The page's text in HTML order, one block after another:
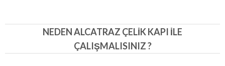
NEDEN ALCATRAZ ÇELIK KAPI İLE
ÇALIŞMALISINIZ ?